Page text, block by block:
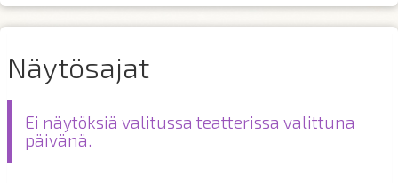
Näytösajat
Ei näytöksiä valitussa teatterissa valittuna
päivänä.